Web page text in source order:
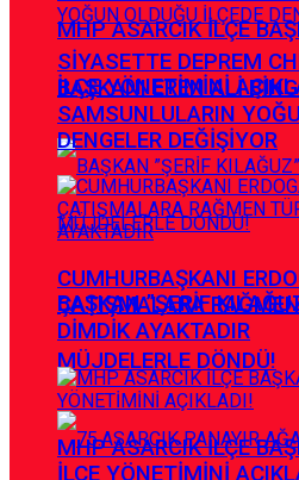
MHP ASARCIK İLÇE
İLÇE YÖNETİMİNİ
BAŞKAN ”ŞERİF
MÜJDELERLE DÖNDÜ!
SİYASETTE DEPREM
BAŞKANI EREN ALİ
SAMSUNLULARIN
DENGELER DEĞİŞİYOR
CUMHURBAŞKANI
ÇATIŞMALARA
DİMDİK AYAKTADIR
MHP ASARCIK İLÇE
İLÇE YÖNETİMİNİ